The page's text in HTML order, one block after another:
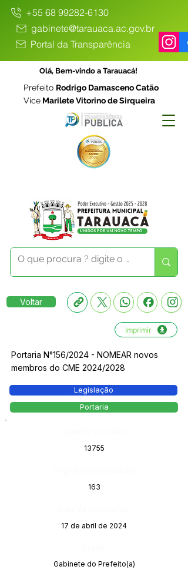
+55 68 99282-6130
gabinete@tarauaca.ac.gov.br
Portal da Transparência
Olá, Bem-vindo a Tarauacá!
Prefeito Rodrigo Damasceno Catão
Vice Marilete Vitorino de Sirqueira
Voltar
Imprimir
Portaria N°156/2024 - NOMEAR novos
membros do CME 2024/2028
Legislação
Portaria
13755
163
17 de abril de 2024
Gabinete do Prefeito(a)